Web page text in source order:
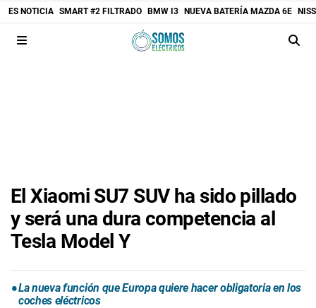
ES NOTICIA SMART #2 FILTRADO BMW I3 NUEVA BATERÍA MAZDA 6E
El Xiaomi SU7 SUV ha sido pillado
y será una dura competencia al
Tesla Model Y
La nueva función que Europa quiere hacer obligatoria en los
coches eléctricos